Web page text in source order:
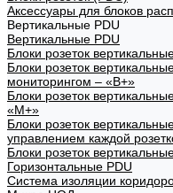
Аксессуары для блоков
Вертикальные PDU
Вертикальные PDU
Блоки розеток
Блоки розеток
мониторингом – «В+»
Блоки розеток
«М+»
Блоки розеток
управлением каждой
Блоки розеток
Горизонтальные PDU
Система изоляции